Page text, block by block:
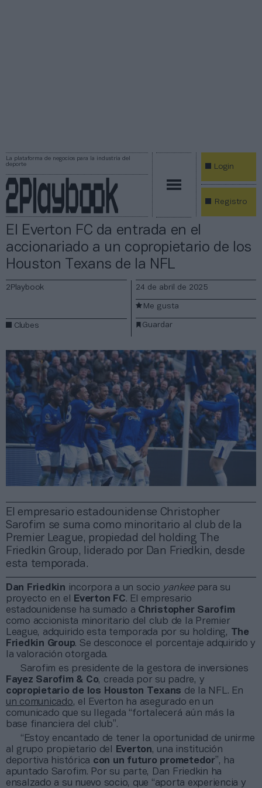
La plataforma de negocios para la industria del
deporte
Login
Registro
El Everton FC da entrada en el
accionariado a un copropietario de los
Houston Texans de la NFL
El empresario estadounidense Christopher
Sarofim se suma como minoritario al club de la
Premier League, propiedad del holding The
Friedkin Group, liderado por Dan Friedkin, desde
esta temporada.
2Playbook
Clubes
24 de abril de 2025
Guardar
Me gusta
Dan Friedkin incorpora a un socio yankeepara su
proyecto en el
Everton FC. El empresario
estadounidense ha sumado a Christopher Sarofim
como accionista minoritario del club de la Premier
League, adquirido esta temporada por su holding,
The
Friedkin Group. Se desconoce el porcentaje adquirido y
la valoración otorgada.
Sarofim es presidente de la gestora de inversiones
Fayez Sarofim & Co, creada por su padre, y
copropietario de los Houston Texans de la NFL. En
un comunicado, el Everton ha asegurado en un
comunicado que su llegada “fortalecerá aún más la
base financiera del club”.
“Estoy encantado de tener la oportunidad de unirme
al grupo propietario del
Everton, una institución
deportiva histórica con un futuro prometedor”, ha
apuntado Sarofim. Por su parte, Dan Friedkin ha
ensalzado a su nuevo socio, que “aporta experiencia y